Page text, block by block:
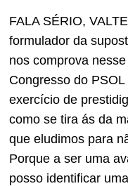
FALA SÉRIO,
formulador da
nos comprova
Congresso do
exercício de
como se tira ás da
que eludimos para
Porque a ser uma
posso identificar